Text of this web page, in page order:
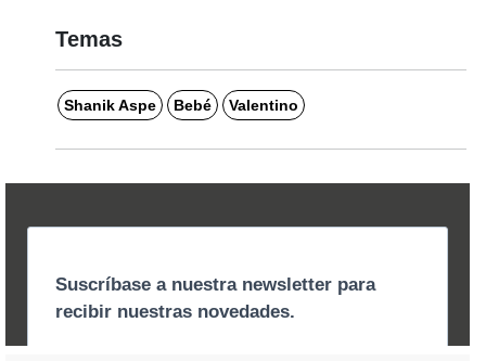
Temas
Shanik Aspe Bebé Valentino